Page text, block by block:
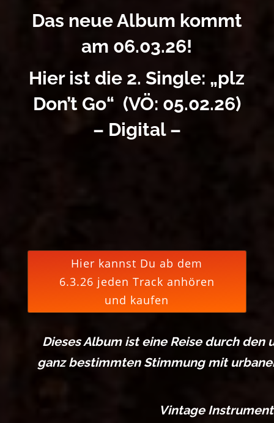
Das neue Album kommt
am 06.03.26!
Hier ist die 2. Single: „plz
Don’t Go“ (VÖ: 05.02.26)
– Digital –
Hier kannst Du ab dem
6.3.26 jeden Track anhören
und kaufen
Dieses Album ist eine Reise durch den
ganz bestimmten Stimmung mit
Vintage